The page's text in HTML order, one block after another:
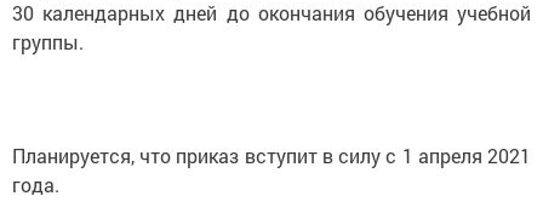
30 календарных дней до окончания обучения учебной
группы.
Планируется, что приказ вступит в силу с 1 апреля 2021
года.